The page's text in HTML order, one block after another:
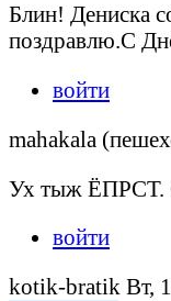
Блин! Дениска
поздравлю.С
войти
mahakala
Ух тыж ЁПРСТ.
войти
kotik-bratik Вт,